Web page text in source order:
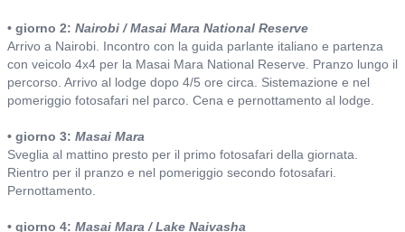
• giorno 2: Nairobi / Masai Mara National Reserve
Arrivo a Nairobi. Incontro con la guida parlante italiano e partenza
con veicolo 4x4 per la Masai Mara National Reserve. Pranzo lungo il
percorso. Arrivo al lodge dopo 4/5 ore circa. Sistemazione e nel
pomeriggio fotosafari nel parco. Cena e pernottamento al lodge.
• giorno 3: Masai Mara
Sveglia al mattino presto per il primo fotosafari della giornata.
Rientro per il pranzo e nel pomeriggio secondo fotosafari.
Pernottamento.
• giorno 4: Masai Mara / Lake Naivasha